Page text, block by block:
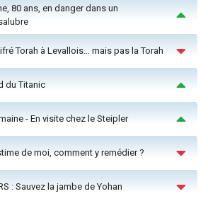
80 ans, en danger dans un
Torah à Levallois… mais pas la Torah
du Titanic
- En visite chez le Steipler
de moi, comment y remédier ?
: Sauvez la jambe de Yohan